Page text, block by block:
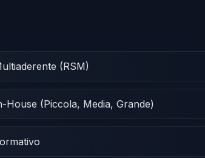
(RSM)
House (Piccola, Media, Grande)